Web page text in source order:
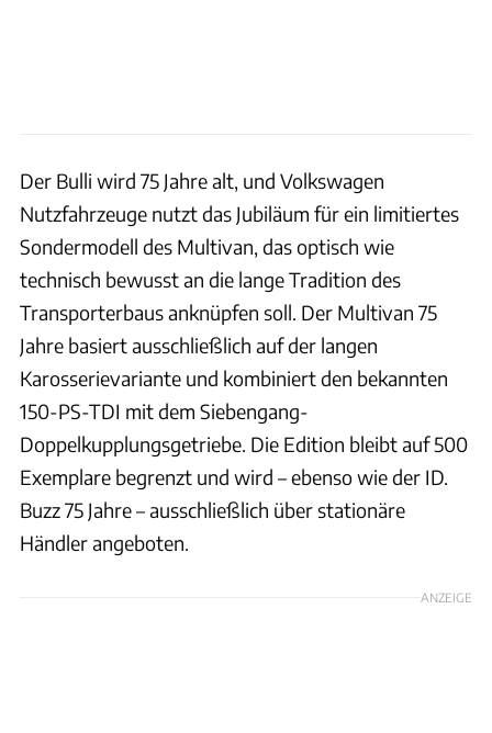
Der Bulli wird 75 Jahre alt, und Volkswagen
Nutzfahrzeuge nutzt das Jubiläum für ein limitiertes
Sondermodell des Multivan, das optisch wie
technisch bewusst an die lange Tradition des
Transporterbaus anknüpfen soll. Der Multivan 75
Jahre basiert ausschließlich auf der langen
Karosserievariante und kombiniert den bekannten
150-PS-TDI mit dem Siebengang-
Doppelkupplungsgetriebe. Die Edition bleibt auf 500
Exemplare begrenzt und wird – ebenso wie der ID.
Buzz 75 Jahre – ausschließlich über stationäre
Händler angeboten.
ANZEIGE